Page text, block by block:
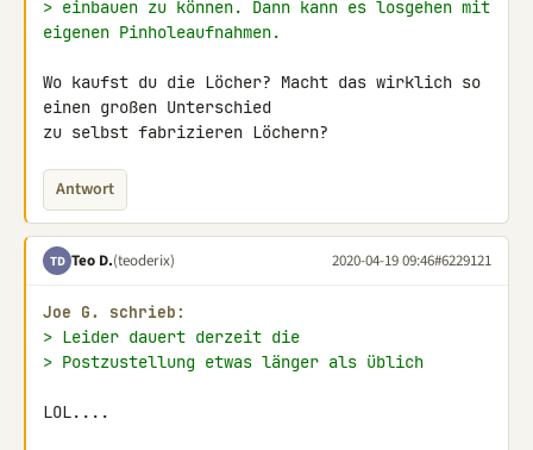
> einbauen zu können. Dann kann es losgehen mit
eigenen Pinholeaufnahmen.
Wo kaufst du die Löcher? Macht das wirklich so
einen großen Unterschied
zu selbst fabrizieren Löchern?
Antwort
TD Teo D.(teoderix) 2020-04-19 09:46#6229121
Joe G. schrieb:
> Leider dauert derzeit die
> Postzustellung etwas länger als üblich
LOL....